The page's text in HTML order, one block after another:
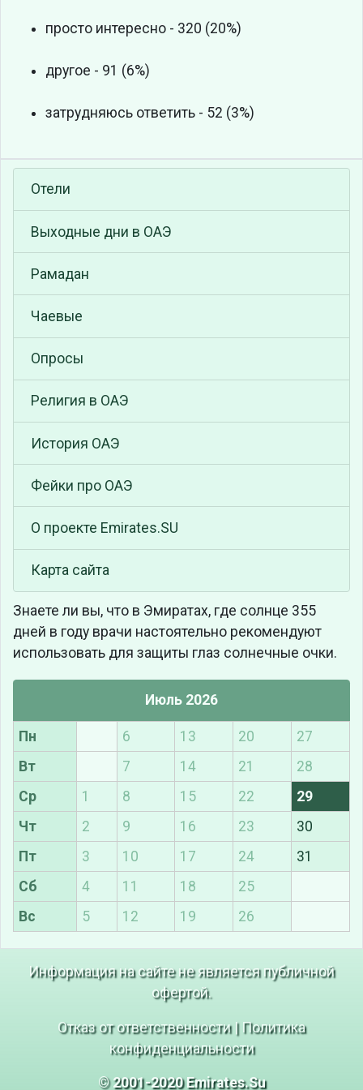
просто интересно - 320 (20%)
другое - 91 (6%)
затрудняюсь ответить - 52 (3%)
Отели
Выходные дни в ОАЭ
Рамадан
Чаевые
Опросы
Религия в ОАЭ
История ОАЭ
Фейки про ОАЭ
О проекте Emirates.SU
Карта сайта
Знаете ли вы, что в Эмиратах, где солнце 355
дней в году врачи настоятельно рекомендуют
использовать для защиты глаз солнечные очки.
Июль 2026
Пн 6 13 20
27
Вт
7 14 21
28
Ср
1 8 15 22
29
Чт
2 9 16 23
30
Пт
3 10 17 24
31
Сб
4 11 18
25
Вс
5 12 19 26
Информация на сайте не является публичной
офертой.
Отказ от ответственности| Политика
конфиденциальности
© 2001-2020 Emirates.Su